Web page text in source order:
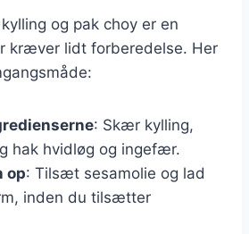
og pak choy er en
kræver lidt forberedelse. Her
: Skær kylling,
hak hvidløg og ingefær.
op: Tilsæt sesamolie og lad
inden du tilsætter